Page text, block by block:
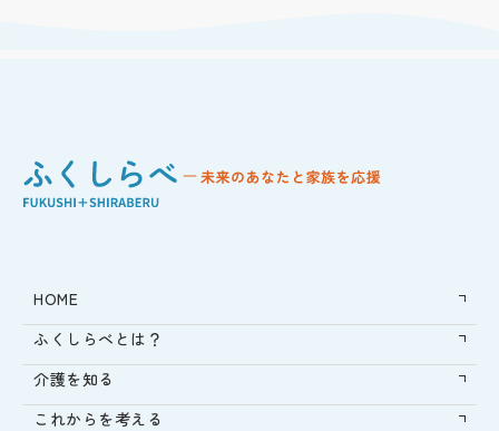
HOME
ふくしらべとは？
介護を知る
これからを考える